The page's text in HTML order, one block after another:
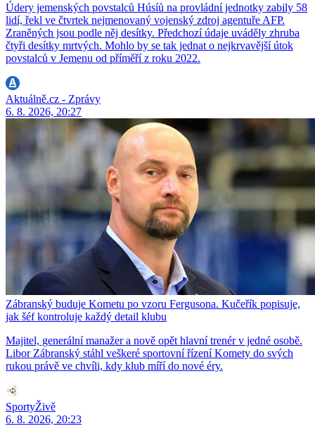
Údery jemenských povstalců Húsíů na provládní jednotky zabily 58
lidí, řekl ve čtvrtek nejmenovaný vojenský zdroj agentuře AFP.
Zraněných jsou podle něj desítky. Předchozí údaje uváděly zhruba
čtyři desítky mrtvých. Mohlo by se tak jednat o nejkrvavější útok
povstalců v Jemenu od příměří z roku 2022.
Aktuálně.cz - Zprávy
6. 8. 2026, 20:27
Zábranský buduje Kometu po vzoru Fergusona. Kučeřík popisuje,
jak šéf kontroluje každý detail klubu
Majitel, generální manažer a nově opět hlavní trenér v jedné osobě.
Libor Zábranský stáhl veškeré sportovní řízení Komety do svých
rukou právě ve chvíli, kdy klub míří do nové éry.
SportyŽivě
6. 8. 2026, 20:23